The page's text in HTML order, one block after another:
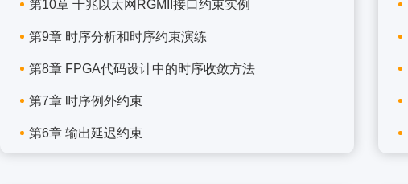
第10章 千兆以太网RGMII接口约束实例
第9章 时序分析和时序约束演练
第8章 FPGA代码设计中的时序收敛方法
第7章 时序例外约束
第6章 输出延迟约束